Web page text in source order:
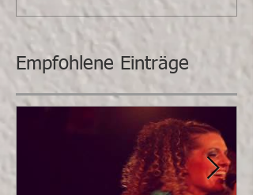
Empfohlene Einträge